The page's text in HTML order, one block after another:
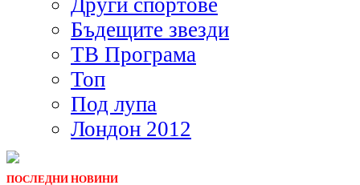
Други спортове
Бъдещите звезди
ТВ Програма
Топ
Под лупа
Лондон 2012
ПОСЛЕДНИ НОВИНИ